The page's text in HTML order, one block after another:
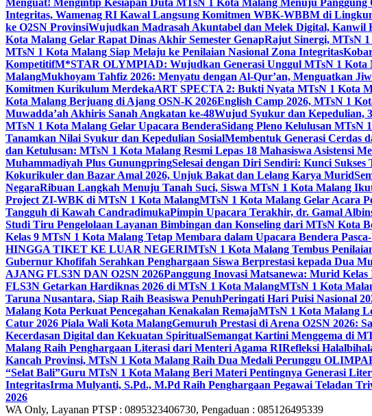
Menguat! Mengintip Kesiapan Duta MTsN 1 Kota Malang Menuju Panggung
Integritas, Wamenag RI Kawal Langsung Komitmen WBK-WBBM di
ke O2SN ProvinsiWujudkan Madrasah Akuntabel dan Melek Digital, Kanwil
Kota Malang Gelar Rapat Dinas Akhir Semester GenapRajut Sinergi, MTsN 1
MTsN 1 Kota Malang Siap Melaju ke Penilaian Nasional Zona Integritas
KompetitifM*STAR OLYMPIAD: Wujudkan Generasi Unggul MTsN 1 Kota
MalangMukhoyam Tahfiz 2026: Menyatu dengan Al-Qur’an, Menguatkan
Komitmen Kurikulum MerdekaART SPECTA 2: Bukti Nyata MTsN 1 Kota
Kota Malang Berjuang di Ajang OSN-K 2026English Camp 2026, MTsN 1
Muwadda’ah Akhiris Sanah Angkatan ke-48Wujud Syukur dan Kepedulian,
MTsN 1 Kota Malang Gelar Upacara BenderaSidang Pleno Kelulusan MTsN
Tanamkan Nilai Syukur dan Kepedulian SosialMembentuk Generasi Cerdas
dan Ketulusan: MTsN 1 Kota Malang Resmi Lepas 18 Mahasiswa Asistensi
Muhammadiyah Plus GunungpringSelesai dengan Diri Sendiri: Kunci
Kokurikuler dan Bazar Amal 2026, Unjuk Bakat dan Lelang Karya Murid
NegaraRibuan Langkah Menuju Tanah Suci, Siswa MTsN 1 Kota Malang
Project ZI-WBK di MTsN 1 Kota MalangMTsN 1 Kota Malang Gelar Acara
Tangguh di Kawah CandradimukaPimpin Upacara Terakhir, dr. Gamal
Studi Tiru Pengelolaan Layanan Bimbingan dan Konseling dari MTsN Kota
Kelas 9 MTsN 1 Kota Malang Tetap Membara dalam Upacara Bendera
HINGGA TIKET KE LUAR NEGERIMTsN 1 Kota Malang Tembus
Gubernur Khofifah Serahkan Penghargaan Siswa Berprestasi kepada Dua
AJANG FLS3N DAN O2SN 2026Panggung Inovasi Matsanewa: Murid
FLS3N Getarkan Hardiknas 2026 di MTsN 1 Kota MalangMTsN 1 Kota
Taruna Nusantara, Siap Raih Beasiswa PenuhPeringati Hari Puisi Nasional
Malang Kota Perkuat Pencegahan Kenakalan RemajaMTsN 1 Kota Malang
Catur 2026 Piala Wali Kota MalangGemuruh Prestasi di Arena O2SN 2026:
Kecerdasan Digital dan Kekuatan SpiritualSemangat Kartini Menggema di
Malang Raih Penghargaan Literasi dari Menteri Agama RIRefleksi
Kancah Provinsi, MTsN 1 Kota Malang Raih Dua Medali Perunggu
“Selat Bali”Guru MTsN 1 Kota Malang Beri Materi Pentingnya Generasi
IntegritasIrma Mulyanti, S.Pd., M.Pd Raih Penghargaan Pegawai Teladan
2026
WA Only, Layanan PTSP : 0895323406730, Pengaduan : 085126495339